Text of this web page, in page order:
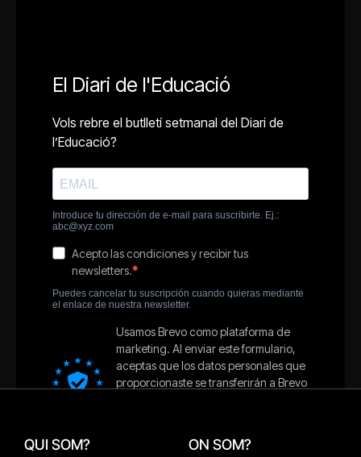
QUI SOM? ON SOM?